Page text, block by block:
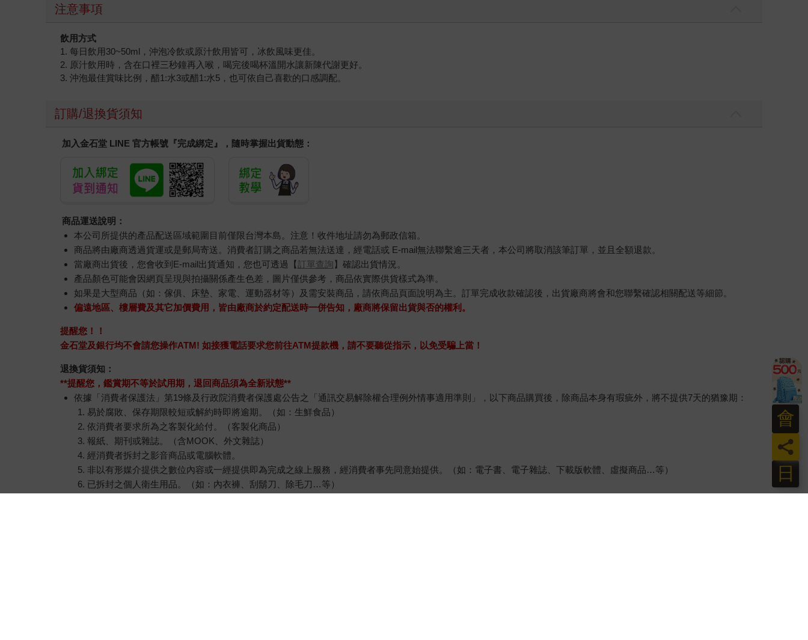
注意事項
飲用方式
1. 每日飲用30~50ml，沖泡冷飲或原汁飲用皆可，冰飲風味更佳。
2. 原汁飲用時，含在口裡三秒鐘再入喉，喝完後喝杯溫開水讓新陳代謝更好。
3. 沖泡最佳賞味比例，醋1:水3或醋1:水5，也可依自己喜歡的口感調配。
訂購/退換貨須知
加入金石堂 LINE 官方帳號『完成綁定』，隨時掌握出貨動態：
商品運送說明：
本公司所提供的產品配送區域範圍目前僅限台灣本島。注意！收件地址請勿為郵政信箱。
商品將由廠商透過貨運或是郵局寄送。消費者訂購之商品若無法送達，經電話或 E-mail無法聯繫逾三天者，本公司將取消該筆訂單，並且全額退款。
當廠商出貨後，您會收到E-mail出貨通知，您也可透過【訂單查詢】確認出貨情況。
產品顏色可能會因網頁呈現與拍攝關係產生色差，圖片僅供參考，商品依實際供貨樣式為準。
如果是大型商品（如：傢俱、床墊、家電、運動器材等）及需安裝商品，請依商品頁面說明為主。訂單完成收款確認後，出貨廠商將會和您聯繫確認相關配送等細節。
偏遠地區、樓層費及其它加價費用，皆由廠商於約定配送時一併告知，廠商將保留出貨與否的權利。
提醒您！！
金石堂及銀行均不會請您操作ATM! 如接獲電話要求您前往ATM提款機，請不要聽從指示，以免受騙上當！
退換貨須知：
**提醒您，鑑賞期不等於試用期，退回商品須為全新狀態**
依據「消費者保護法」第19條及行政院消費者保護處公告之「通訊交易解除權合理例外情事適用準則」，以下商品購買後，除商品本身有瑕疵外，將不提供7天的猶豫期：
易於腐敗、保存期限較短或解約時即將逾期。（如：生鮮食品）
依消費者要求所為之客製化給付。（客製化商品）
報紙、期刊或雜誌。（含MOOK、外文雜誌）
經消費者拆封之影音商品或電腦軟體。
非以有形媒介提供之數位內容或一經提供即為完成之線上服務，經消費者事先同意始提供。（如：電子書、電子雜誌、下載版軟體、虛擬商品…等）
已拆封之個人衛生用品。（如：內衣褲、刮鬍刀、除毛刀…等）
日
員
會